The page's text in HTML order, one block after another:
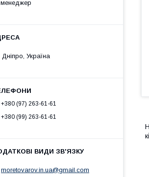
менеджер
Дніпро, Україна
+380 (97) 263-61-61
+380 (99) 263-61-61
moretovarov.in.ua@gmail.com